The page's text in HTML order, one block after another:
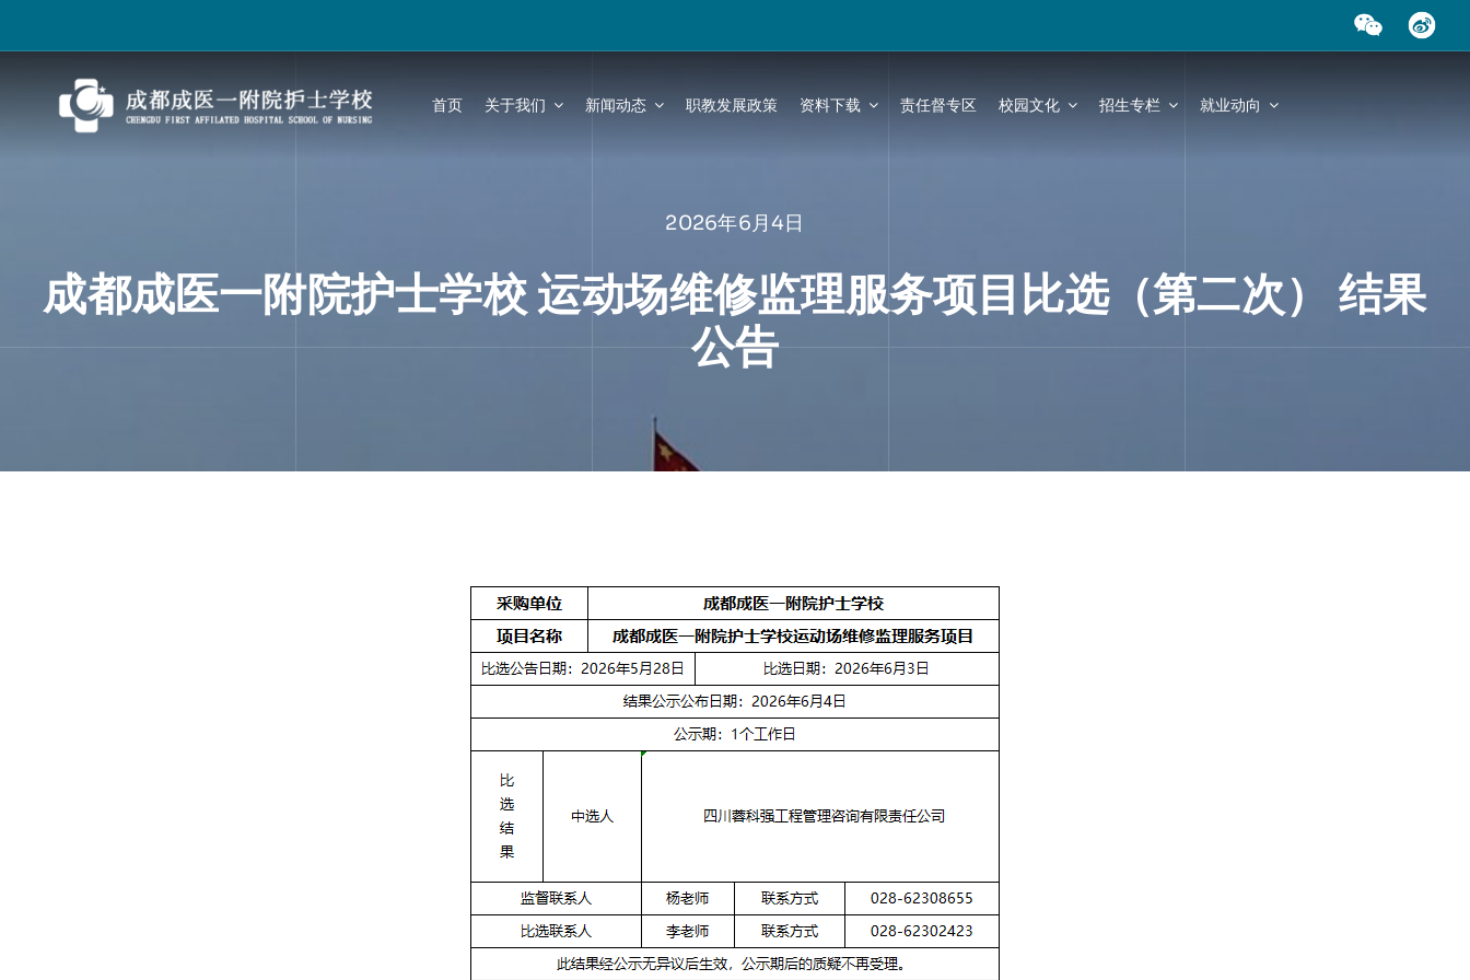
首页 关于我们 新闻动态 职教发展政策 资料下载 责任督专区 校园文化 招生专栏 就业动向
2026年6月4日
成都成医一附院护士学校 运动场维修监理服务项目比选（第二次） 结果
公告